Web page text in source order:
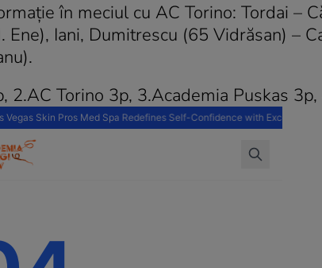
în meciul cu AC Torino: Tordai –
Ene), Iani, Dumitrescu (65 Vidrăsan) –
2.AC Torino 3p, 3.Academia Puskas